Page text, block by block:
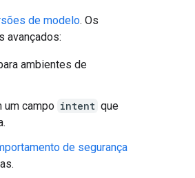
de modelo. Os
avançados:
ambientes de
um campo intent que
de segurança